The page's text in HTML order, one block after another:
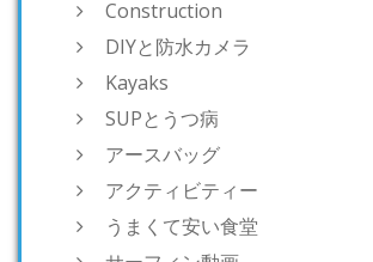
Construction
DIYと防水カメラ
Kayaks
SUPとうつ病
アースバッグ
アクティビティー
うまくて安い食堂